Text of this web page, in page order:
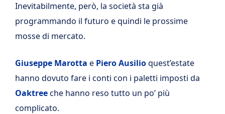
Inevitabilmente, però, la società sta già
programmando il futuro e quindi le prossime
mosse di mercato.
Giuseppe Marotta e Piero Ausilioquest’estate
hanno dovuto fare i conti con i paletti imposti da
Oaktreeche hanno reso tutto un po’ più
complicato.